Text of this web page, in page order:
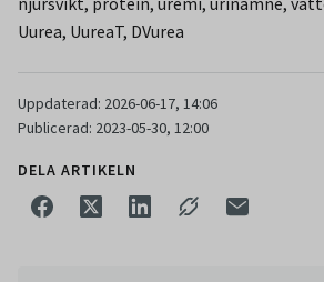
Uurea, UureaT, DVurea
Uppdaterad: 2026-06-17, 14:06
Publicerad: 2023-05-30, 12:00
DELA ARTIKELN